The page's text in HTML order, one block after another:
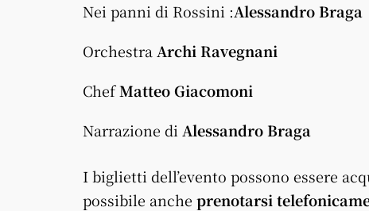
Nei panni di Rossini :Alessandro Braga
Orchestra Archi Ravegnani
ChefMatteo Giacomoni
Narrazione di Alessandro Braga
I biglietti dell’evento possono essere
possibile anche prenotarsi